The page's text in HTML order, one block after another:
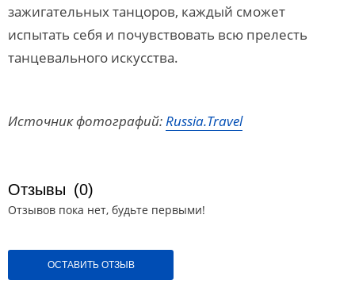
зажигательных танцоров, каждый сможет
испытать себя и почувствовать всю прелесть
танцевального искусства.
Источник фотографий:Russia.Travel
Отзывы (0)
Отзывов пока нет, будьте первыми!
ОСТАВИТЬ ОТЗЫВ